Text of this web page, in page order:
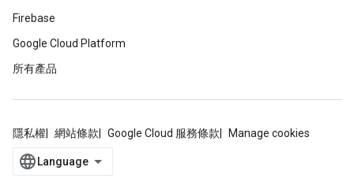
Firebase
Google Cloud Platform
所有產品
隱私權 網站條款 Google Cloud 服務條款 Manage cookies